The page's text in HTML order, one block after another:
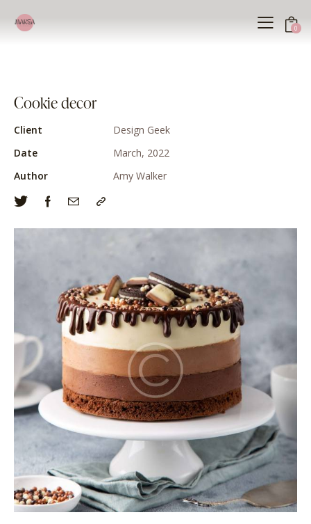
0
Cookie decor
Client
Design Geek
Date
March, 2022
Author
Amy Walker